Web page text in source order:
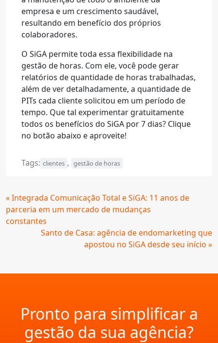
empresa e um crescimento saudável,
resultando em benefício dos próprios
colaboradores.
O SiGA permite toda essa flexibilidade na
gestão de horas. Com ele, você pode gerar
relatórios de quantidade de horas trabalhadas,
além de ver detalhadamente, a quantidade de
PITs cada cliente solicitou em um período de
tempo. Que tal experimentar gratuitamente
todos os benefícios do SiGA por 7 dias? Clique
no botão abaixo e aproveite!
Tags: clientes , gestão de horas
Continue
Lendo
« Integrada Comunicação Total e SiGA: 11 anos de
parceria em um mercado de mudanças
constantes
Santo de Casa: agência de endomarketing que
apostou no SiGA desde seu início »
Pronto para simplificar a
gestão da sua agência?